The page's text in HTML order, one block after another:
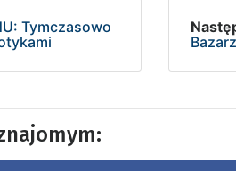
Tymczasowo